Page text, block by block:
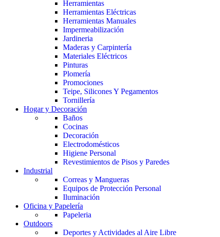
Herramientas
Herramientas Eléctricas
Herramientas Manuales
Impermeabilización
Jardineria
Maderas y Carpintería
Materiales Eléctricos
Pinturas
Plomería
Promociones
Teipe, Silicones Y Pegamentos
Tornillería
Hogar y Decoración
Baños
Cocinas
Decoración
Electrodomésticos
Higiene Personal
Revestimientos de Pisos y Paredes
Industrial
Correas y Mangueras
Equipos de Protección Personal
Iluminación
Oficina y Papelería
Papeleria
Outdoors
Deportes y Actividades al Aire Libre